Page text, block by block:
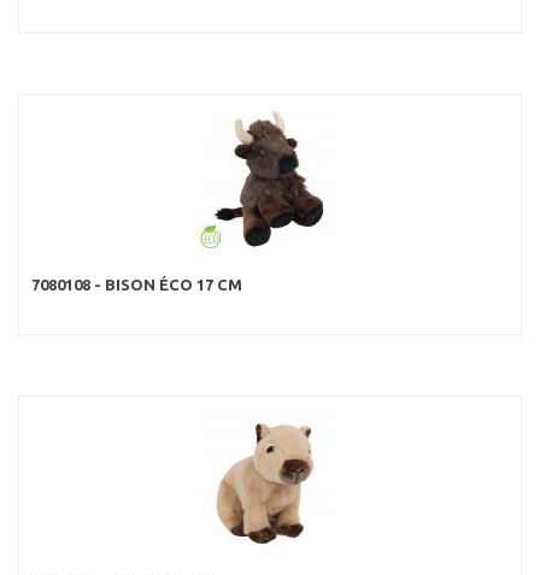
7080108 - BISON ÉCO 17 CM